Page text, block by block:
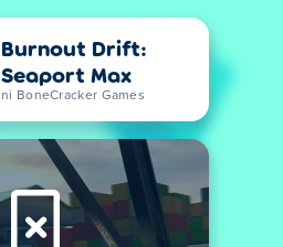
Burnout Drift:
Seaport Max
ni BoneCracker Games